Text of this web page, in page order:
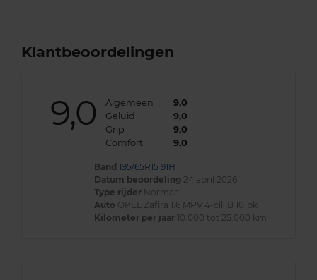
Klantbeoordelingen
9,0 Algemeen
9,0
Geluid
9,0
Grip
9,0
Comfort
9,0
Band 195/65R15 91H
Datum beoordeling 24 april 2026
Type rijder Normaal
Auto OPEL Zafira 1.6 MPV 4-cil. B 101pk
Kilometer per jaar 10.000 tot 25.000 km